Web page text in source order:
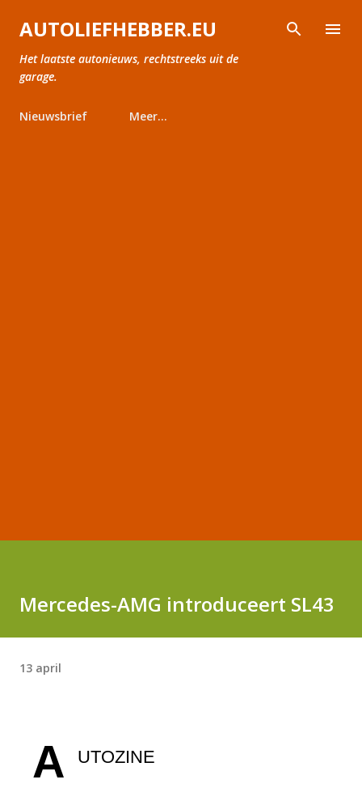
Doorgaan naar hoofdcontent
AUTOLIEFHEBBER.EU
Het laatste autonieuws, rechtstreeks uit de
garage.
Nieuwsbrief Meer…
Mercedes-AMG introduceert SL43
13 april
A UTOZINE